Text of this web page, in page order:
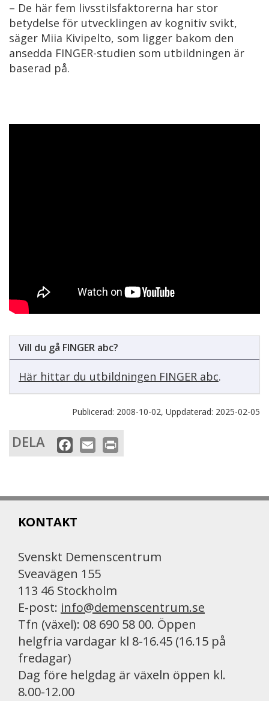
– De här fem livsstilsfaktorerna har stor
betydelse för utvecklingen av kognitiv svikt,
säger Miia Kivipelto, som ligger bakom den
ansedda FINGER-studien som utbildningen är
baserad på.
Vill du gå FINGER abc?
Här hittar du utbildningen FINGER abc.
Publicerad: 2008-10-02, Uppdaterad: 2025-02-05
DELA
a
o
k
m
r
KONTAKT
Svenskt Demenscentrum
Sveavägen 155
113 46 Stockholm
E-post: info@demenscentrum.se
Tfn (växel): 08 690 58 00. Öppen
helgfria vardagar kl 8-16.45 (16.15 på
fredagar)
Dag före helgdag är växeln öppen kl.
8.00-12.00